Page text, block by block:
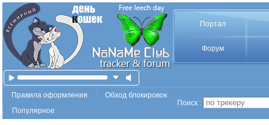
Портал
Форум
Правила оформления
Обход блокировок
Популярное
Поиск :